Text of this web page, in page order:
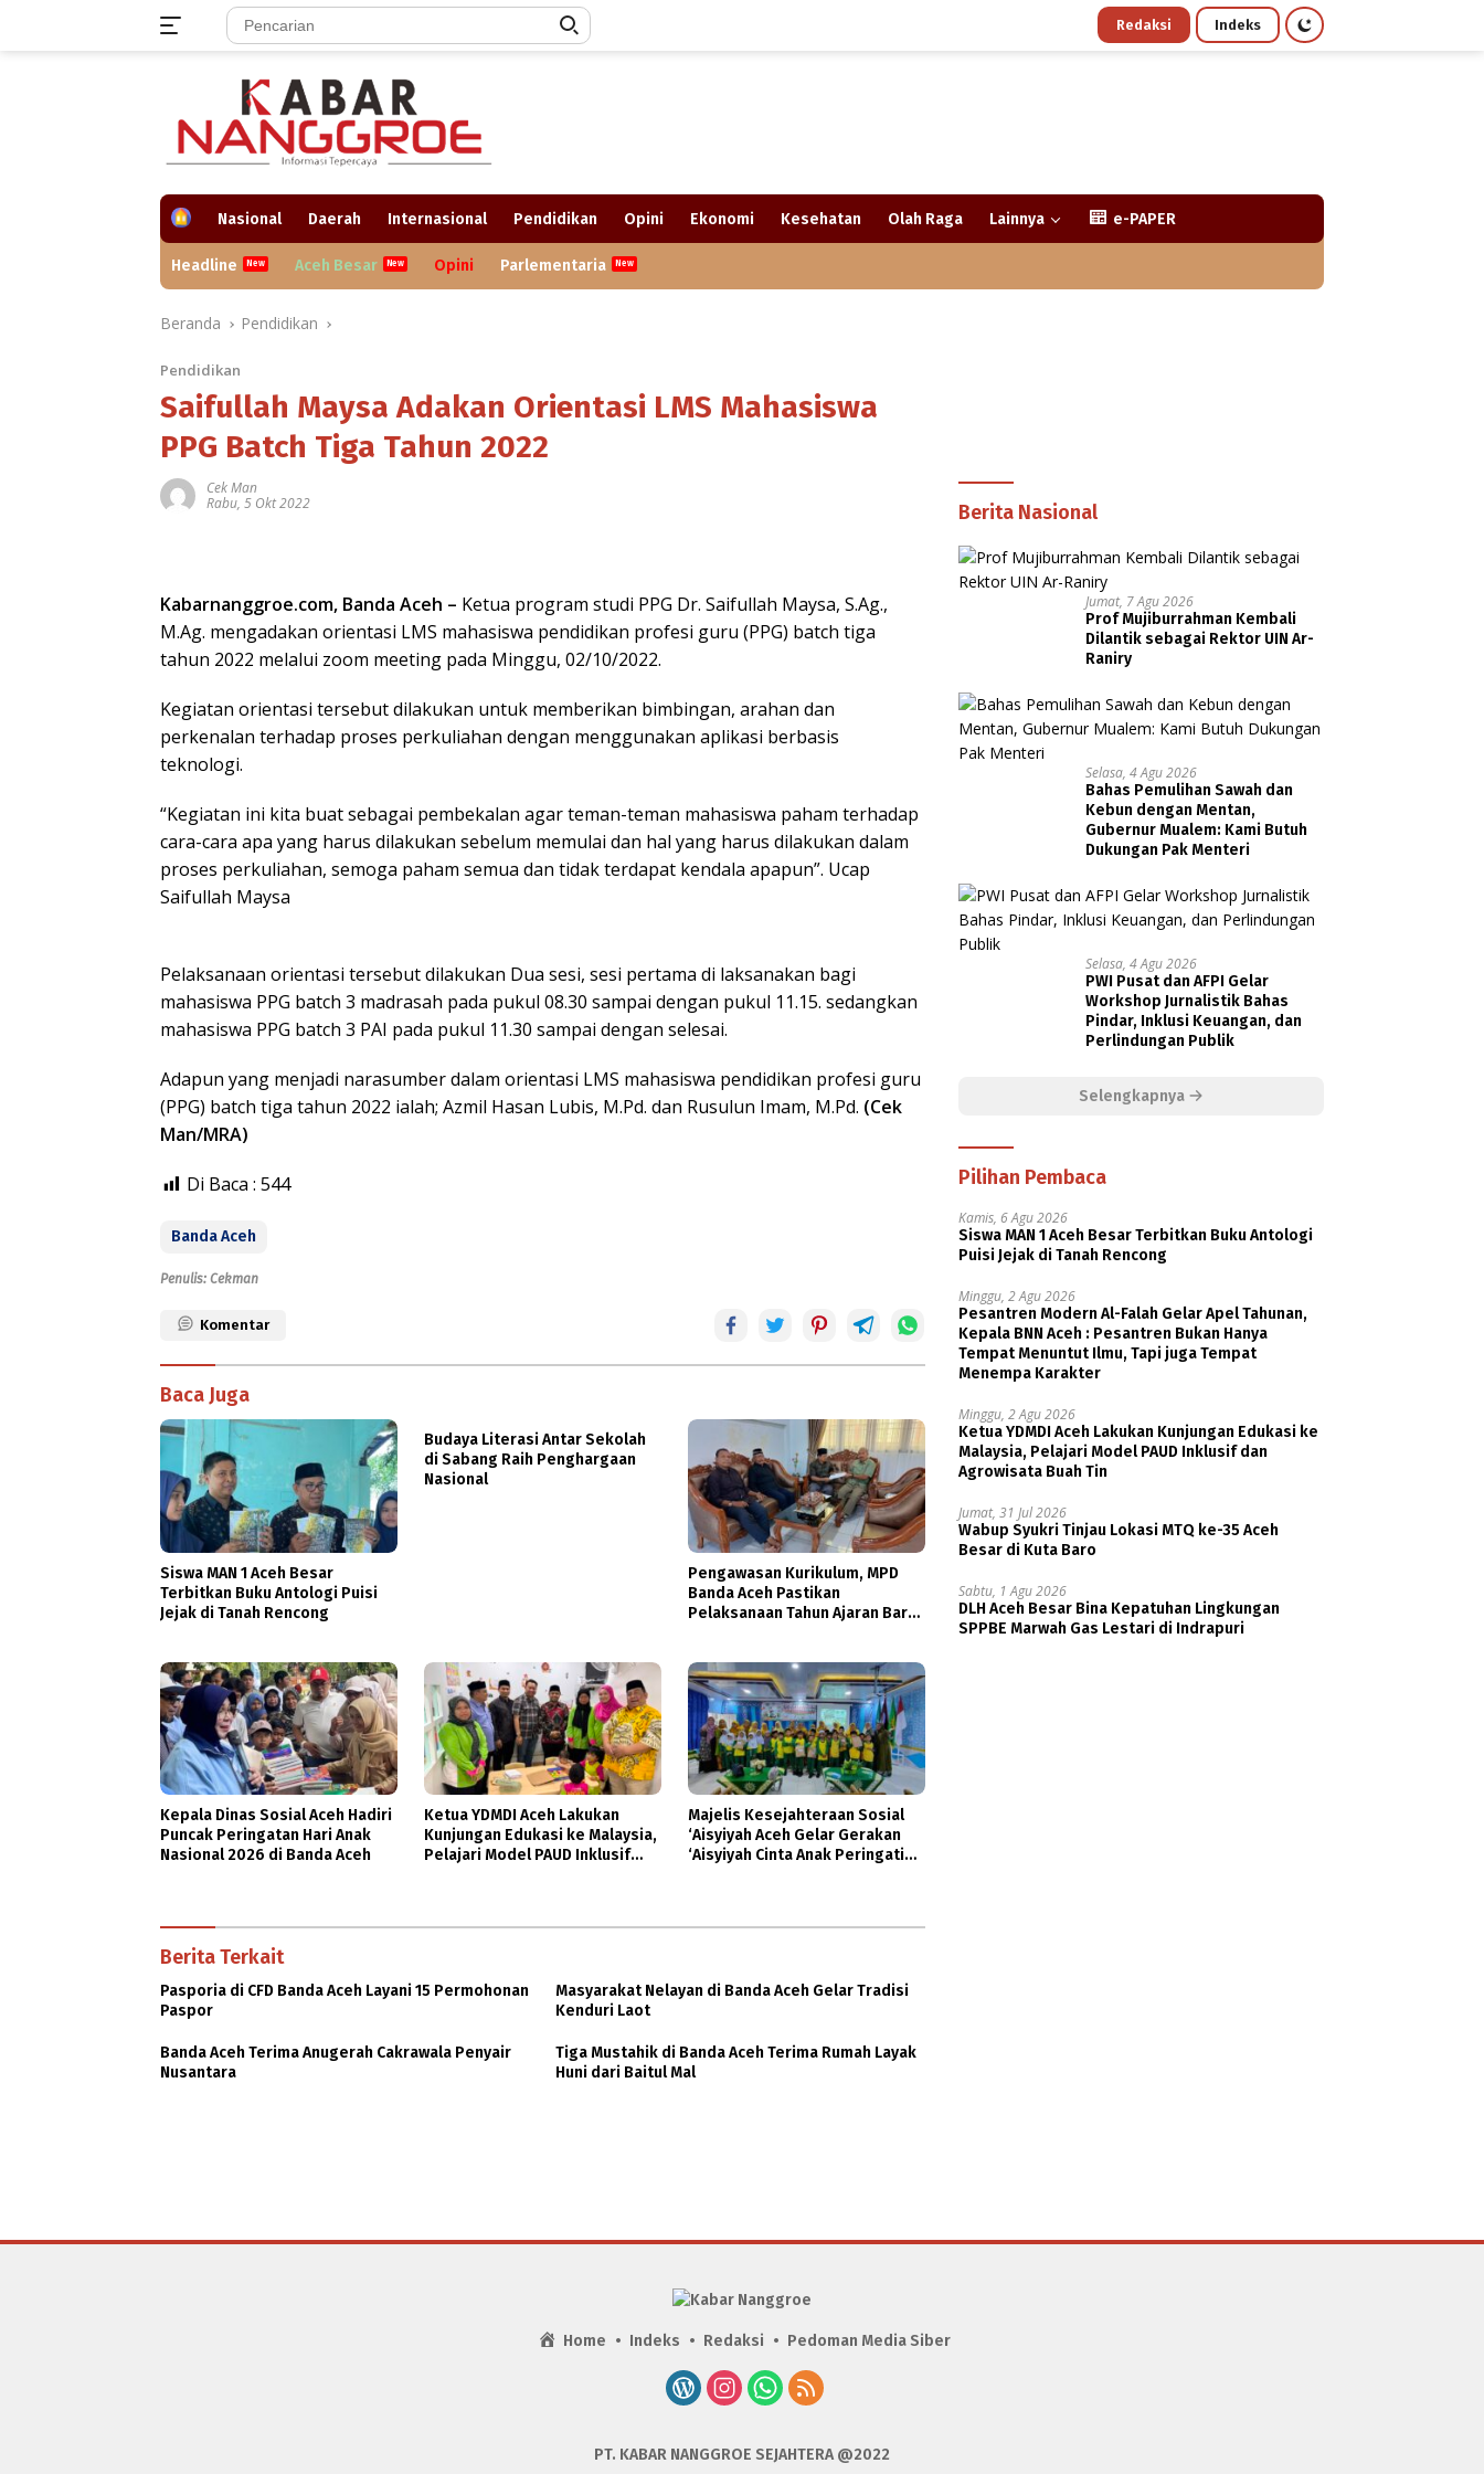
Redaksi Indeks
H
e
Nasional Daerah Internasional Pendidikan Opini Ekonomi Kesehatan Olah Raga Lainnya e-PAPER
Headline Aceh Besar Opini Parlementaria
Beranda Pendidikan
Pendidikan
Saifullah Maysa Adakan Orientasi LMS Mahasiswa
PPG Batch Tiga Tahun 2022
Cek Man
Rabu, 5 Okt 2022
Kabarnanggroe.com, Banda Aceh – Ketua program studi PPG Dr. Saifullah Maysa, S.Ag.,
M.Ag. mengadakan orientasi LMS mahasiswa pendidikan profesi guru (PPG) batch tiga
tahun 2022 melalui zoom meeting pada Minggu, 02/10/2022.
Kegiatan orientasi tersebut dilakukan untuk memberikan bimbingan, arahan dan
perkenalan terhadap proses perkuliahan dengan menggunakan aplikasi berbasis
teknologi.
“Kegiatan ini kita buat sebagai pembekalan agar teman-teman mahasiswa paham terhadap
cara-cara apa yang harus dilakukan sebelum memulai dan hal yang harus dilakukan dalam
proses perkuliahan, semoga paham semua dan tidak terdapat kendala apapun”. Ucap
Saifullah Maysa
Pelaksanaan orientasi tersebut dilakukan Dua sesi, sesi pertama di laksanakan bagi
mahasiswa PPG batch 3 madrasah pada pukul 08.30 sampai dengan pukul 11.15. sedangkan
mahasiswa PPG batch 3 PAI pada pukul 11.30 sampai dengan selesai.
Adapun yang menjadi narasumber dalam orientasi LMS mahasiswa pendidikan profesi guru
(PPG) batch tiga tahun 2022 ialah; Azmil Hasan Lubis, M.Pd. dan Rusulun Imam, M.Pd. (Cek
Man/MRA)
Di Baca : 544
Banda Aceh
Penulis: Cekman
Komentar
Baca Juga
Siswa MAN 1 Aceh Besar
Terbitkan Buku Antologi Puisi
Jejak di Tanah Rencong
Budaya Literasi Antar Sekolah
di Sabang Raih Penghargaan
Nasional
Pengawasan Kurikulum, MPD
Banda Aceh Pastikan
Pelaksanaan Tahun Ajaran Baru
Kepala Dinas Sosial Aceh Hadiri
Puncak Peringatan Hari Anak
Nasional 2026 di Banda Aceh
Ketua YDMDI Aceh Lakukan
Kunjungan Edukasi ke Malaysia,
Pelajari Model PAUD Inklusif
Majelis Kesejahteraan Sosial
‘Aisyiyah Aceh Gelar Gerakan
‘Aisyiyah Cinta Anak Peringati
Berita Terkait
Pasporia di CFD Banda Aceh Layani 15 Permohonan
Paspor
Masyarakat Nelayan di Banda Aceh Gelar Tradisi
Kenduri Laot
Banda Aceh Terima Anugerah Cakrawala Penyair
Nusantara
Tiga Mustahik di Banda Aceh Terima Rumah Layak
Huni dari Baitul Mal
Berita Nasional
Jumat, 7 Agu 2026
Prof Mujiburrahman Kembali
Dilantik sebagai Rektor UIN Ar-
Raniry
Selasa, 4 Agu 2026
Bahas Pemulihan Sawah dan
Kebun dengan Mentan,
Gubernur Mualem: Kami Butuh
Dukungan Pak Menteri
Selasa, 4 Agu 2026
PWI Pusat dan AFPI Gelar
Workshop Jurnalistik Bahas
Pindar, Inklusi Keuangan, dan
Perlindungan Publik
Selengkapnya
Pilihan Pembaca
Kamis, 6 Agu 2026
Siswa MAN 1 Aceh Besar Terbitkan Buku Antologi
Puisi Jejak di Tanah Rencong
Minggu, 2 Agu 2026
Pesantren Modern Al-Falah Gelar Apel Tahunan,
Kepala BNN Aceh : Pesantren Bukan Hanya
Tempat Menuntut Ilmu, Tapi juga Tempat
Menempa Karakter
Minggu, 2 Agu 2026
Ketua YDMDI Aceh Lakukan Kunjungan Edukasi ke
Malaysia, Pelajari Model PAUD Inklusif dan
Agrowisata Buah Tin
Jumat, 31 Jul 2026
Wabup Syukri Tinjau Lokasi MTQ ke-35 Aceh
Besar di Kuta Baro
Sabtu, 1 Agu 2026
DLH Aceh Besar Bina Kepatuhan Lingkungan
SPPBE Marwah Gas Lestari di Indrapuri
Home Indeks Redaksi Pedoman Media Siber
PT. KABAR NANGGROE SEJAHTERA @2022